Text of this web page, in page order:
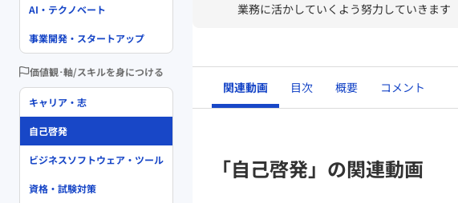
業務に活かしていくよう努力していきます
関連動画 目次 概要 コメント
「自己啓発」の関連動画
AI・テクノベート
事業開発・スタートアップ
価値観･軸/スキルを身につける
キャリア・志
自己啓発
ビジネスソフトウェア・ツール
資格・試験対策